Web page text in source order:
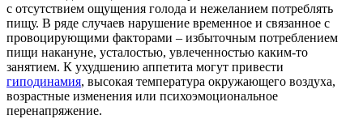
с отсутствием ощущения голода и нежеланием потреблять
пищу. В ряде случаев нарушение временное и связанное с
провоцирующими факторами – избыточным потреблением
пищи накануне, усталостью, увлеченностью каким-то
занятием. К ухудшению аппетита могут привести
гиподинамия, высокая температура окружающего воздуха,
возрастные изменения или психоэмоциональное
перенапряжение.